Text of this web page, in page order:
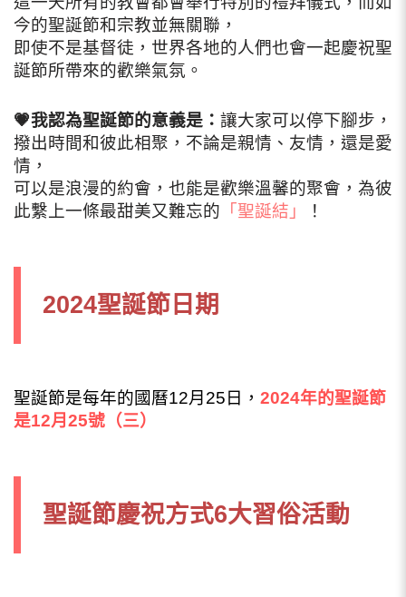
今的聖誕節和宗教並無關聯，
即使不是基督徒，世界各地的人們也會一起慶祝聖
誕節所帶來的歡樂氣氛。
💗我認為聖誕節的意義是： 讓大家可以停下腳步，
撥出時間和彼此相聚，不論是親情、友情，還是愛
情，
可以是浪漫的約會，也能是歡樂溫馨的聚會，為彼
此繫上一條最甜美又難忘的 「聖誕結」 ！
2024聖誕節日期
聖誕節是每年的國曆12月25日， 2024年的聖誕節
是12月25號（三）
聖誕節慶祝方式6大習俗活動